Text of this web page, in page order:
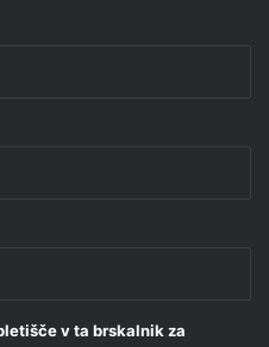
v ta brskalnik za